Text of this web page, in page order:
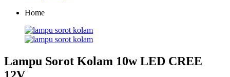
Home
Lampu Sorot Kolam 10w LED CREE